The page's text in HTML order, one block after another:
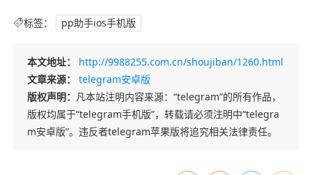
标签： pp助手ios手机版
本文地址：
http://9988255.com.cn/shoujiban/1260.html
文章来源：
telegram安卓版
版权声明： 凡本站注明内容来源：“telegram”的所有作品，
版权均属于“telegram手机版”，转载请必须注明中“telegra
m安卓版”。违反者telegram苹果版将追究相关法律责任。